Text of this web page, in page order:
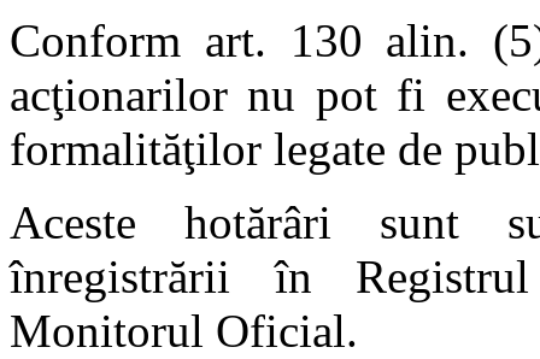
Conform art. 130 alin.
acţionarilor nu pot fi
formalităţilor legate de
Aceste hotărâri sunt
înregistrării în
Monitorul Oficial.